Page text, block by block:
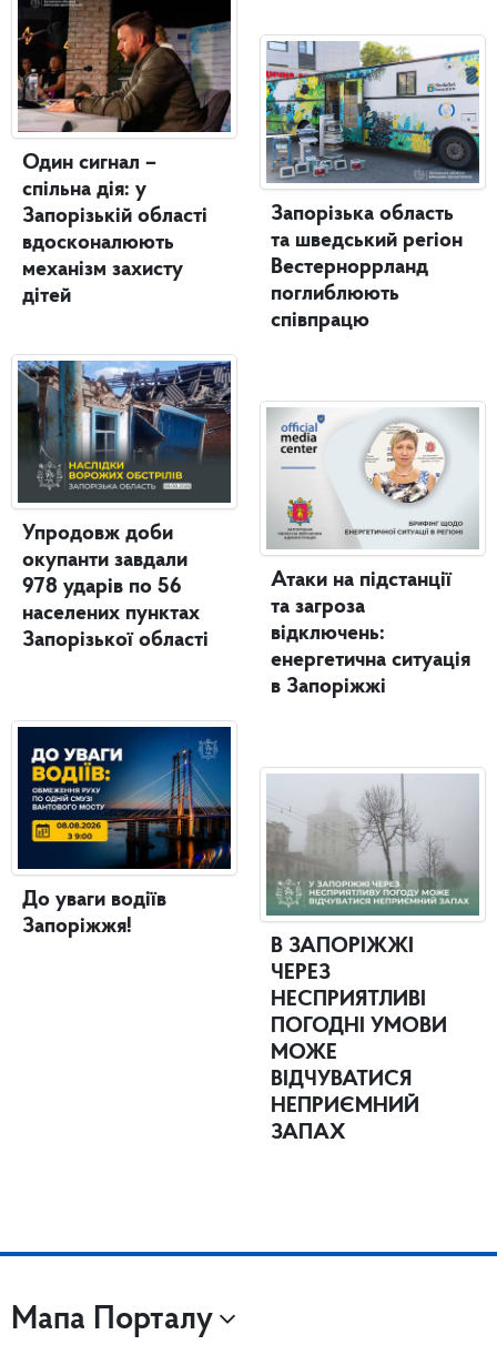
Один сигнал –
спільна дія: у
Запорізькій області
вдосконалюють
механізм захисту
дітей
Упродовж доби
окупанти завдали
978 ударів по 56
населених пунктах
Запорізької області
До уваги водіїв
Запоріжжя!
Запорізька область
та шведський регіон
Вестерноррланд
поглиблюють
співпрацю
Атаки на підстанції
та загроза
відключень:
енергетична ситуація
в Запоріжжі
В ЗАПОРІЖЖІ
ЧЕРЕЗ
НЕСПРИЯТЛИВІ
ПОГОДНІ УМОВИ
МОЖЕ
ВІДЧУВАТИСЯ
НЕПРИЄМНИЙ
ЗАПАХ
Мапа Порталу